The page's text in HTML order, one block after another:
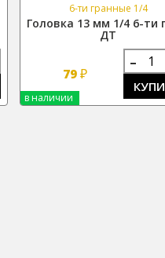
6-ти гранные 1/4
Головка 13 мм 1/4 6-ти
ДТ
79 ₽ -
в наличии